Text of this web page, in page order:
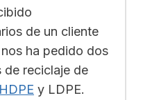
de un cliente
ha pedido dos
de reciclaje de
HDPE y LDPE.